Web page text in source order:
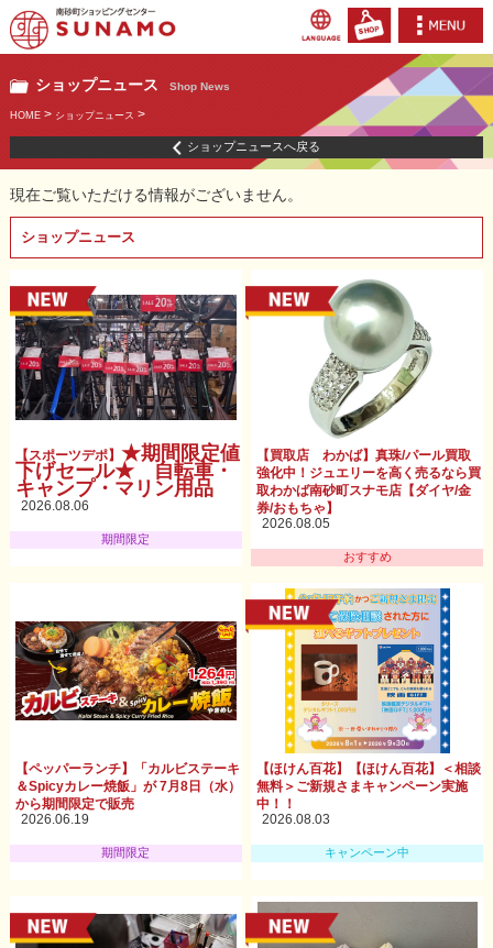
ショップニュース Shop News
HOME> ショップニュース >
ショップニュースへ戻る
現在ご覧いただける情報がございません。
ショップニュース
【スポーツデポ】 ★期間限定値
下げセール★ 自転車・
キャンプ・マリン用品
2026.08.06
期間限定
【買取店 わかば】真珠/パール買取
強化中！ジュエリーを高く売るなら買
取わかば南砂町スナモ店【ダイヤ/金
券/おもちゃ】
2026.08.05
おすすめ
【ペッパーランチ】「カルビステーキ
＆Spicyカレー焼飯」が 7月8日（水）
から期間限定で販売
2026.06.19
期間限定
【ほけん百花】【ほけん百花】＜相談
無料＞ご新規さまキャンペーン実施
中！！
2026.08.03
キャンペーン中